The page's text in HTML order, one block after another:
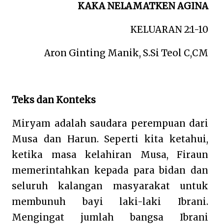
KAKA NELAMATKEN AGINA
KELUARAN 2:1-10
Aron Ginting Manik, S.Si Teol C,CM
Teks dan Konteks
Miryam adalah saudara perempuan dari
Musa dan Harun. Seperti kita ketahui,
ketika masa kelahiran Musa, Firaun
memerintahkan kepada para bidan dan
seluruh kalangan masyarakat untuk
membunuh bayi laki-laki Ibrani.
Mengingat jumlah bangsa Ibrani